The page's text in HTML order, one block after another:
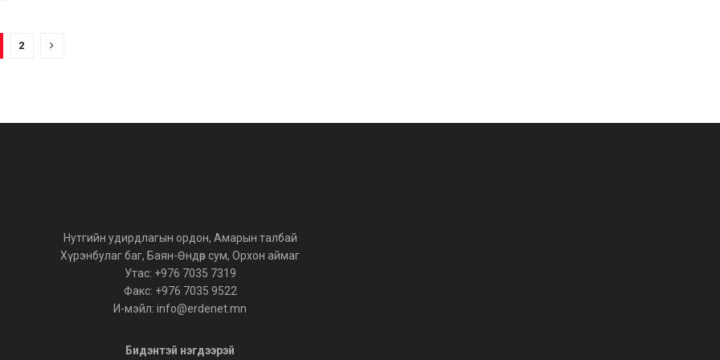
2
Нутгийн удирдлагын ордон, Амарын талбай
Хүрэнбулаг баг, Баян-Өндөр сум, Орхон аймаг
Утас: +976 7035 7319
Факс: +976 7035 9522
И-мэйл: info@erdenet.mn
Бидэнтэй нэгдээрэй